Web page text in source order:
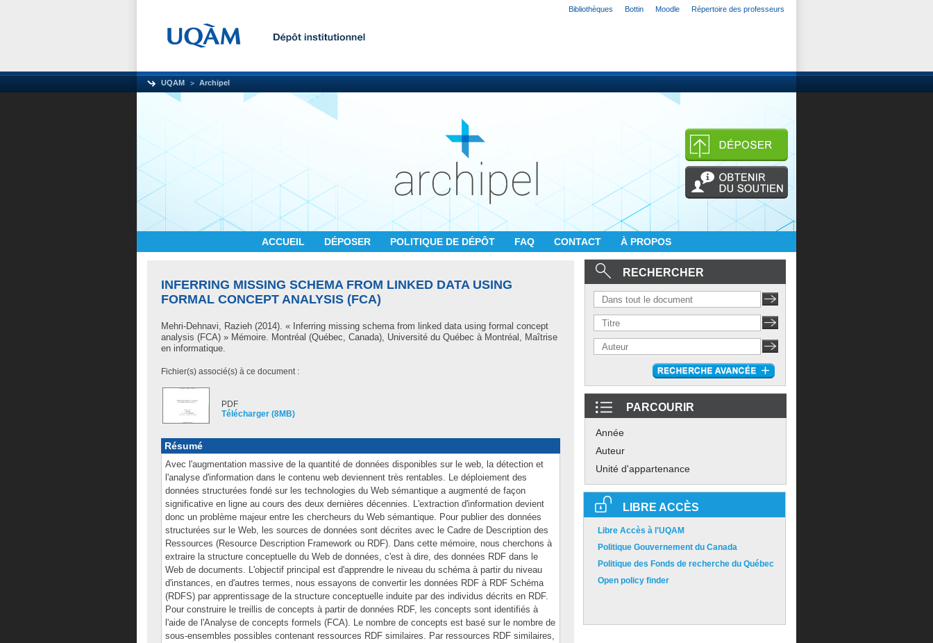
Bibliothèques Bottin Moodle Répertoire des professeurs
UQAM Archipel
ACCUEIL DÉPOSER POLITIQUE DE DÉPÔT FAQ CONTACT À PROPOS
INFERRING MISSING SCHEMA FROM LINKED DATA USING
FORMAL CONCEPT ANALYSIS (FCA)
Mehri-Dehnavi, Razieh (2014). « Inferring missing schema from linked data using formal concept
analysis (FCA) » Mémoire. Montréal (Québec, Canada), Université du Québec à Montréal, Maîtrise
en informatique.
Fichier(s) associé(s) à ce document :
PDF
Télécharger (8MB)
Résumé
Avec l'augmentation massive de la quantité de données disponibles sur le web, la détection et
l'analyse d'information dans le contenu web deviennent très rentables. Le déploiement des
données structurées fondé sur les technologies du Web sémantique a augmenté de façon
significative en ligne au cours des deux dernières décennies. L'extraction d'information devient
donc un problème majeur entre les chercheurs du Web sémantique. Pour publier des données
structurées sur le Web, les sources de données sont décrites avec le Cadre de Description des
Ressources (Resource Description Framework ou RDF). Dans cette mémoire, nous cherchons à
extraire la structure conceptuelle du Web de données, c'est à dire, des données RDF dans le
Web de documents. L'objectif principal est d'apprendre le niveau du schéma à partir du niveau
d'instances, en d'autres termes, nous essayons de convertir les données RDF à RDF Schéma
(RDFS) par apprentissage de la structure conceptuelle induite par des individus décrits en RDF.
Pour construire le treillis de concepts à partir de données RDF, les concepts sont identifiés à
l'aide de l'Analyse de concepts formels (FCA). Le nombre de concepts est basé sur le nombre de
sous-ensembles possibles contenant ressources RDF similaires. Par ressources RDF similaires,
RECHERCHER
PARCOURIR
Année
Auteur
Unité d'appartenance
LIBRE ACCÈS
Libre Accès à l'UQAM
Politique Gouvernement du Canada
Politique des Fonds de recherche du Québec
Open policy finder